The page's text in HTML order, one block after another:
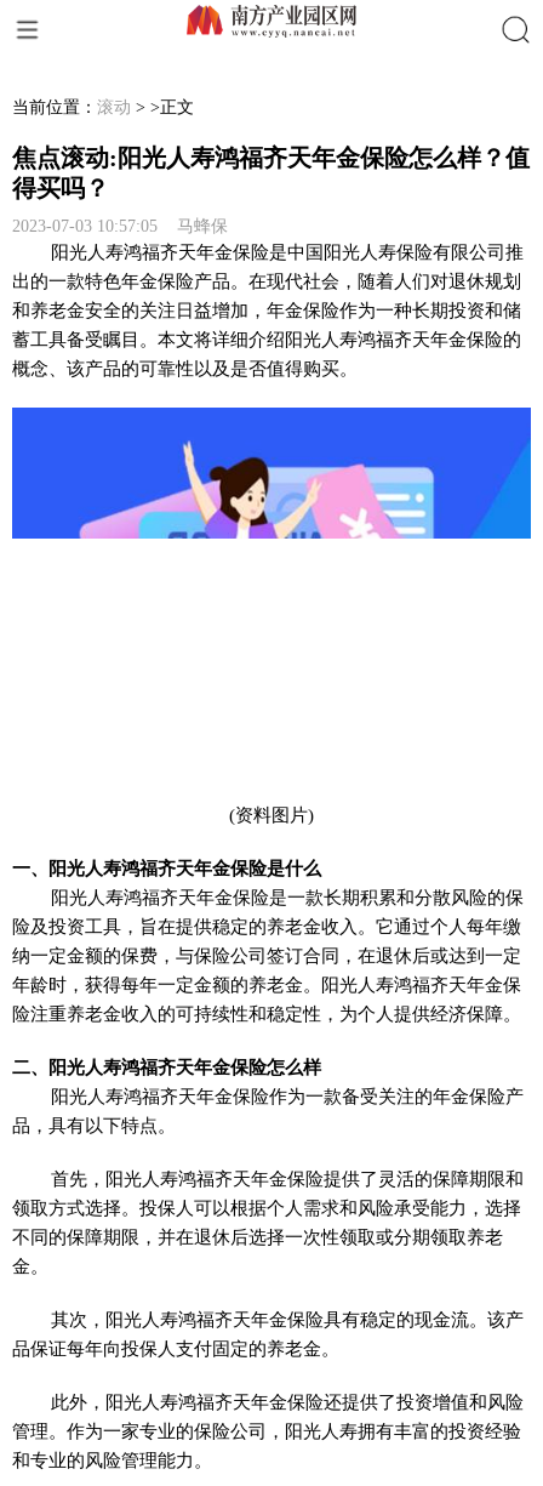
当前位置： 滚动 > >正文
焦点滚动:阳光人寿鸿福齐天年金保险怎么样？值
得买吗？
2023-07-03 10:57:05 马蜂保
阳光人寿鸿福齐天年金保险是中国阳光人寿保险有限公司推
出的一款特色年金保险产品。在现代社会，随着人们对退休规划
和养老金安全的关注日益增加，年金保险作为一种长期投资和储
蓄工具备受瞩目。本文将详细介绍阳光人寿鸿福齐天年金保险的
概念、该产品的可靠性以及是否值得购买。
(资料图片)
一、阳光人寿鸿福齐天年金保险是什么
阳光人寿鸿福齐天年金保险是一款长期积累和分散风险的保
险及投资工具，旨在提供稳定的养老金收入。它通过个人每年缴
纳一定金额的保费，与保险公司签订合同，在退休后或达到一定
年龄时，获得每年一定金额的养老金。阳光人寿鸿福齐天年金保
险注重养老金收入的可持续性和稳定性，为个人提供经济保障。
二、阳光人寿鸿福齐天年金保险怎么样
阳光人寿鸿福齐天年金保险作为一款备受关注的年金保险产
品，具有以下特点。
首先，阳光人寿鸿福齐天年金保险提供了灵活的保障期限和
领取方式选择。投保人可以根据个人需求和风险承受能力，选择
不同的保障期限，并在退休后选择一次性领取或分期领取养老
金。
其次，阳光人寿鸿福齐天年金保险具有稳定的现金流。该产
品保证每年向投保人支付固定的养老金。
此外，阳光人寿鸿福齐天年金保险还提供了投资增值和风险
管理。作为一家专业的保险公司，阳光人寿拥有丰富的投资经验
和专业的风险管理能力。